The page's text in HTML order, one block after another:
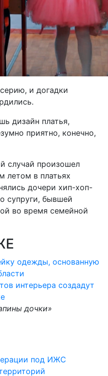
и догадки
дизайн платья,
приятно, конечно,
случай произошел
летом в платьях
дочери хип-хоп-
супруги, бывшей
во время семейной
одежды, основанную
интерьера создадут
дочки»